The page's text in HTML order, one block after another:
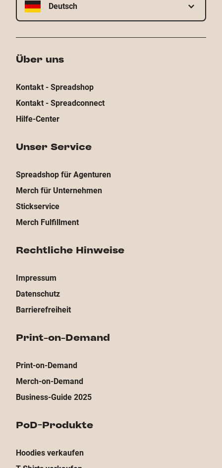
Deutsch
Über uns
Kontakt - Spreadshop
Kontakt - Spreadconnect
Hilfe-Center
Unser Service
Spreadshop für Agenturen
Merch für Unternehmen
Stickservice
Merch Fulfillment
Rechtliche Hinweise
Impressum
Datenschutz
Barrierefreiheit
Print-on-Demand
Print-on-Demand
Merch-on-Demand
Business-Guide 2025
PoD-Produkte
Hoodies verkaufen